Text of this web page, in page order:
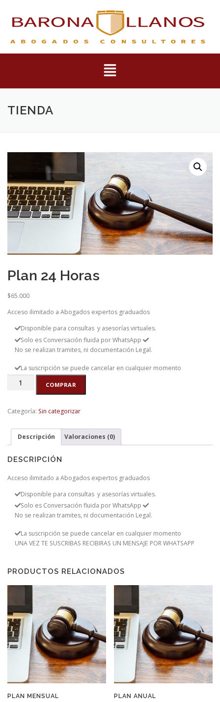
TIENDA
Plan 24 Horas
$65.000
Acceso ilimitado a Abogados expertos graduados
Disponible para consultas y asesorías virtuales.
Solo es Conversación fluida por WhatsApp
No se realizan tramites, ni documentación Legal.
La suscripción se puede cancelar en cualquier momento
COMPRAR
Categoría: Sin categorizar
Descripción Valoraciones (0)
DESCRIPCIÓN
Acceso ilimitado a Abogados expertos graduados
Disponible para consultas y asesorías virtuales.
Solo es Conversación fluida por WhatsApp
No se realizan tramites, ni documentación Legal.
La suscripción se puede cancelar en cualquier momento
UNA VEZ TE SUSCRIBAS RECIBIRAS UN MENSAJE POR WHATSAPP
PRODUCTOS RELACIONADOS
PLAN MENSUAL PLAN ANUAL